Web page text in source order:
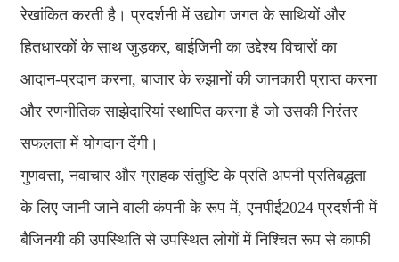
रेखांकित करती है। प्रदर्शनी में उद्योग जगत के साथियों और
हितधारकों के साथ जुड़कर, बाईजिनी का उद्देश्य विचारों का
आदान-प्रदान करना, बाजार के रुझानों की जानकारी प्राप्त करना
और रणनीतिक साझेदारियां स्थापित करना है जो उसकी निरंतर
सफलता में योगदान देंगी।
गुणवत्ता, नवाचार और ग्राहक संतुष्टि के प्रति अपनी प्रतिबद्धता
के लिए जानी जाने वाली कंपनी के रूप में, एनपीई2024 प्रदर्शनी में
बैजिनयी की उपस्थिति से उपस्थित लोगों में निश्चित रूप से काफी